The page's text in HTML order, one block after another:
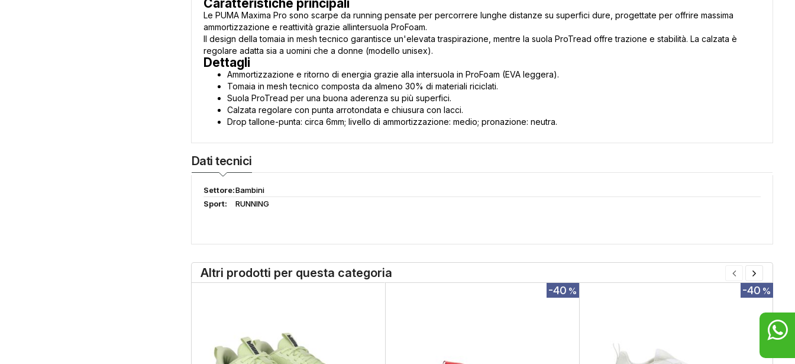
Caratteristiche principali
Le PUMA Maxima Pro sono scarpe da running pensate per percorrere lunghe distanze su superfici dure, progettate per offrire massima
ammortizzazione e reattività grazie allintersuola ProFoam.
Il design della tomaia in mesh tecnico garantisce un'elevata traspirazione, mentre la suola ProTread offre trazione e stabilità. La calzata è
regolare adatta sia a uomini che a donne (modello unisex).
Dettagli
Ammortizzazione e ritorno di energia grazie alla intersuola in ProFoam (EVA leggera).
Tomaia in mesh tecnico composta da almeno 30% di materiali riciclati.
Suola ProTread per una buona aderenza su più superfici.
Calzata regolare con punta arrotondata e chiusura con lacci.
Drop tallone-punta: circa 6mm; livello di ammortizzazione: medio; pronazione: neutra.
Dati tecnici
Settore:Bambini
Sport:
RUNNING
Altri prodotti per questa categoria
-40 % -40 %